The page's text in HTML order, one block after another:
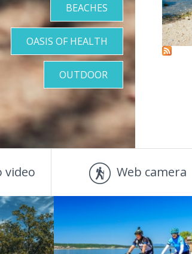
BEACHES
OASIS OF HEALTH
OUTDOOR
video Web camera